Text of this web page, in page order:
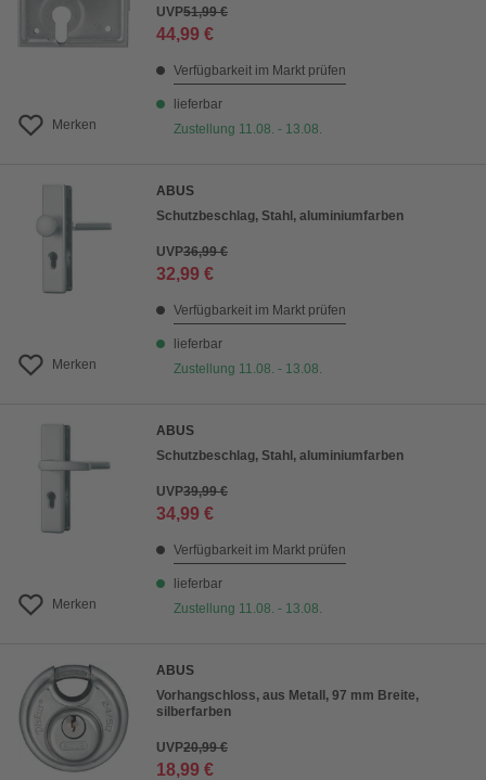
Merken
UVP51,99 €
44,99 €
Verfügbarkeit im Markt prüfen
lieferbar
Zustellung 11.08. - 13.08.
Merken
ABUS
Schutzbeschlag, Stahl, aluminiumfarben
UVP36,99 €
32,99 €
Verfügbarkeit im Markt prüfen
lieferbar
Zustellung 11.08. - 13.08.
Merken
ABUS
Schutzbeschlag, Stahl, aluminiumfarben
UVP39,99 €
34,99 €
Verfügbarkeit im Markt prüfen
lieferbar
Zustellung 11.08. - 13.08.
ABUS
Vorhangschloss, aus Metall, 97 mm Breite,
silberfarben
UVP20,99 €
18,99 €